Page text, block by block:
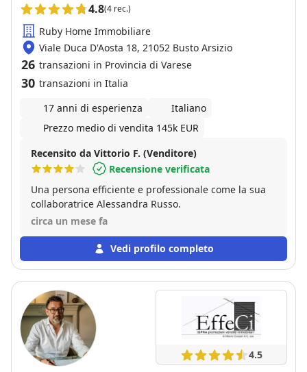
4.8(4 rec.)
Ruby Home Immobiliare
Viale Duca D'Aosta 18, 21052 Busto Arsizio
26 transazioni in Provincia di Varese
30 transazioni in Italia
17 anni di esperienza
Italiano
Prezzo medio di vendita 145k EUR
Recensito da Vittorio F. (Venditore)
Recensione verificata
Una persona efficiente e professionale come la sua
collaboratrice Alessandra Russo.
circa un mese fa
Vedi profilo completo
4.5